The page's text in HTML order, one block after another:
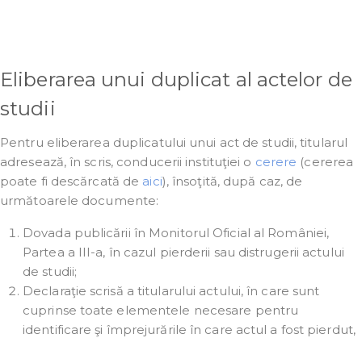
Eliberarea unui duplicat al actelor de
studii
Pentru eliberarea duplicatului unui act de studii, titularul
adresează, în scris, conducerii instituţiei o cerere (cererea
poate fi descărcată de aici), însoţită, după caz, de
următoarele documente:
Dovada publicării în Monitorul Oficial al României,
Partea a III-a, în cazul pierderii sau distrugerii actului
de studii;
Declaraţie scrisă a titularului actului, în care sunt
cuprinse toate elementele necesare pentru
identificare şi împrejurările în care actul a fost pierdut,